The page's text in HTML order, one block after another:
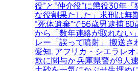
役”と“仲介役”に懲役30年
な役割果たした」求刑は無
“死体遺棄”で56歳男逮捕
から「数年連絡が取れない
レー「誤って噴射」 搬送さ
愛知, アフリカ・シエラレ
欺に関与か 兵庫県警が9人